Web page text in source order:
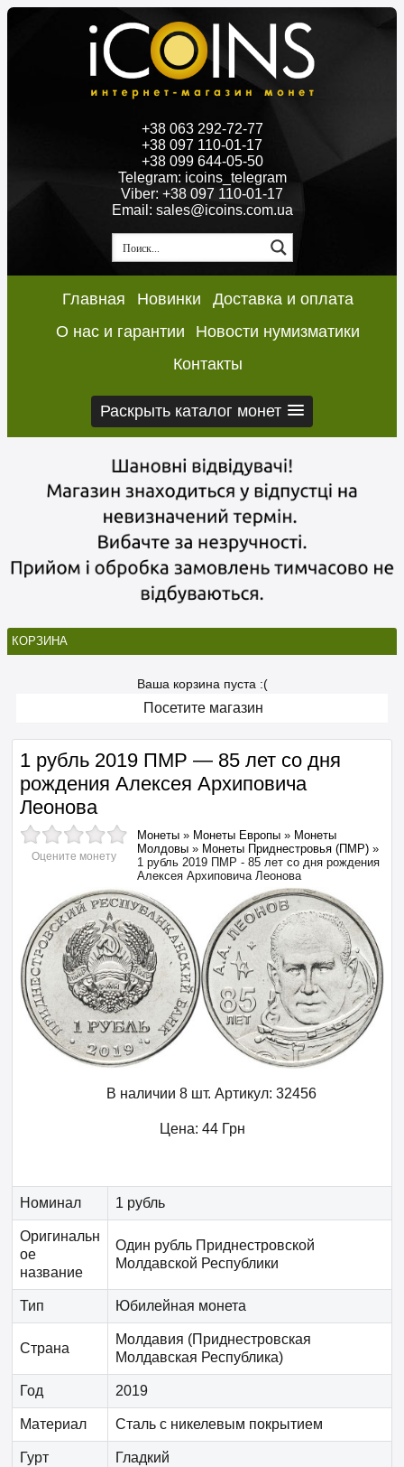
+38 063 292-72-77
+38 097 110-01-17
+38 099 644-05-50
Telegram: icoins_telegram
Viber: +38 097 110-01-17
Email: sales@icoins.com.ua
Главная Новинки
Доставка и оплата
О нас и гарантии
Новости нумизматики
Контакты
Раскрыть каталог монет
КОРЗИНА
Ваша корзина пуста :(
Посетите магазин
1 рубль 2019 ПМР — 85 лет со дня
рождения Алексея Архиповича
Леонова
Оцените монету
Монеты » Монеты Европы » Монеты
Молдовы » Монеты Приднестровья (ПМР) »
1 рубль 2019 ПМР - 85 лет со дня рождения
Алексея Архиповича Леонова
В наличии 8 шт. Артикул: 32456
Цена: 44 Грн
Номинал 1 рубль
Оригинальн
ое
название
Один рубль Приднестровской
Молдавской Республики
Тип Юбилейная монета
Страна
Молдавия (Приднестровская
Молдавская Республика)
Год 2019
Материал Сталь с никелевым покрытием
Гурт Гладкий